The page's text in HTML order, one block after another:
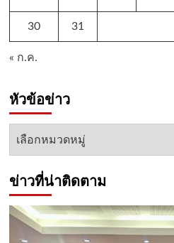
30 31
« ก.ค.
หัวข้อข่าว
หัวข้อ
ข่าวที่น่าติดตาม